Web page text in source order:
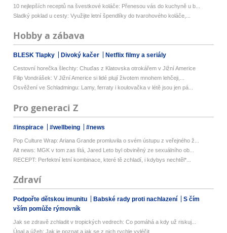
10 nejlepších receptů na švestkové koláče: Přenesou vás do kuchyně u b...
Sladký poklad u cesty: Využijte letní špendlíky do tvarohového koláče,...
Hobby a zábava
BLESK Tlapky Divoký kačer Netflix filmy a seriály
Cestovní horečka šlechty: Chuďas z Klatovska otrokářem v Jižní Americe
Filip Vondrášek: V Jižní Americe si lidé plují životem mnohem lehčeji,...
Osvěžení ve Schladmingu: Lamy, ferraty i koulovačka v létě jsou jen pá...
Pro generaci Z
#inspirace #wellbeing #news
Pop Culture Wrap: Ariana Grande promluvila o svém ústupu z veřejného ž...
Alt news: MGK v tom zas lítá, Jared Leto byl obviněný ze sexuálního ob...
RECEPT: Perfektní letní kombinace, které tě zchladí, i kdybys nechtěl*...
Zdraví
Podpořte dětskou imunitu Babské rady proti nachlazení
S čím
vším pomůže rýmovník
Jak se zdravě zchladit v tropických vedrech: Co pomáhá a kdy už riskuj...
Úpal a úžeh: Jak je poznat a jak se z nich rychle vyléčit